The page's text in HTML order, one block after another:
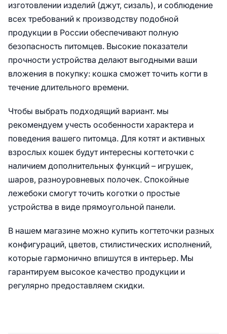
изготовлении изделий (джут, сизаль), и соблюдение
всех требований к производству подобной
продукции в России обеспечивают полную
безопасность питомцев. Высокие показатели
прочности устройства делают выгодными ваши
вложения в покупку: кошка сможет точить когти в
течение длительного времени.
Чтобы выбрать подходящий вариант. мы
рекомендуем учесть особенности характера и
поведения вашего питомца. Для котят и активных
взрослых кошек будут интересны когтеточки с
наличием дополнительных функций – игрушек,
шаров, разноуровневых полочек. Спокойные
лежебоки смогут точить коготки о простые
устройства в виде прямоугольной панели.
В нашем магазине можно купить когтеточки разных
конфигураций, цветов, стилистических исполнений,
которые гармонично впишутся в интерьер. Мы
гарантируем высокое качество продукции и
регулярно предоставляем скидки.